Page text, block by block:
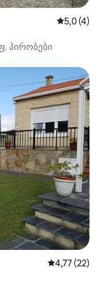
საშუალო
5,0 (4)
პირობები
საშუალო
4,77 (22)